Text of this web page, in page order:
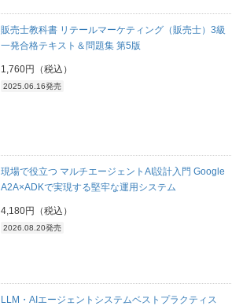
販売士教科書 リテールマーケティング（販売士）3級
一発合格テキスト＆問題集 第5版
1,760円（税込）
2025.06.16発売
現場で役立つ マルチエージェントAI設計入門 Google
A2A×ADKで実現する堅牢な運用システム
4,180円（税込）
2026.08.20発売
LLM・AIエージェントシステムベストプラクティス